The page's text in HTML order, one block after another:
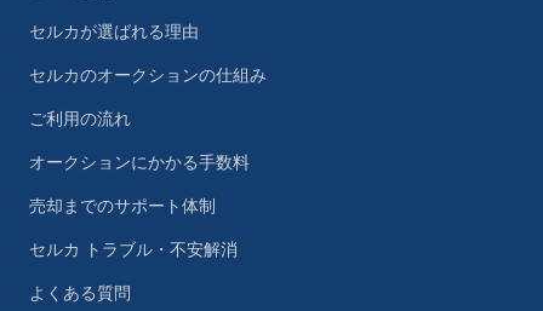
セルカが選ばれる理由
セルカのオークションの仕組み
ご利用の流れ
オークションにかかる手数料
売却までのサポート体制
セルカ トラブル・不安解消
よくある質問